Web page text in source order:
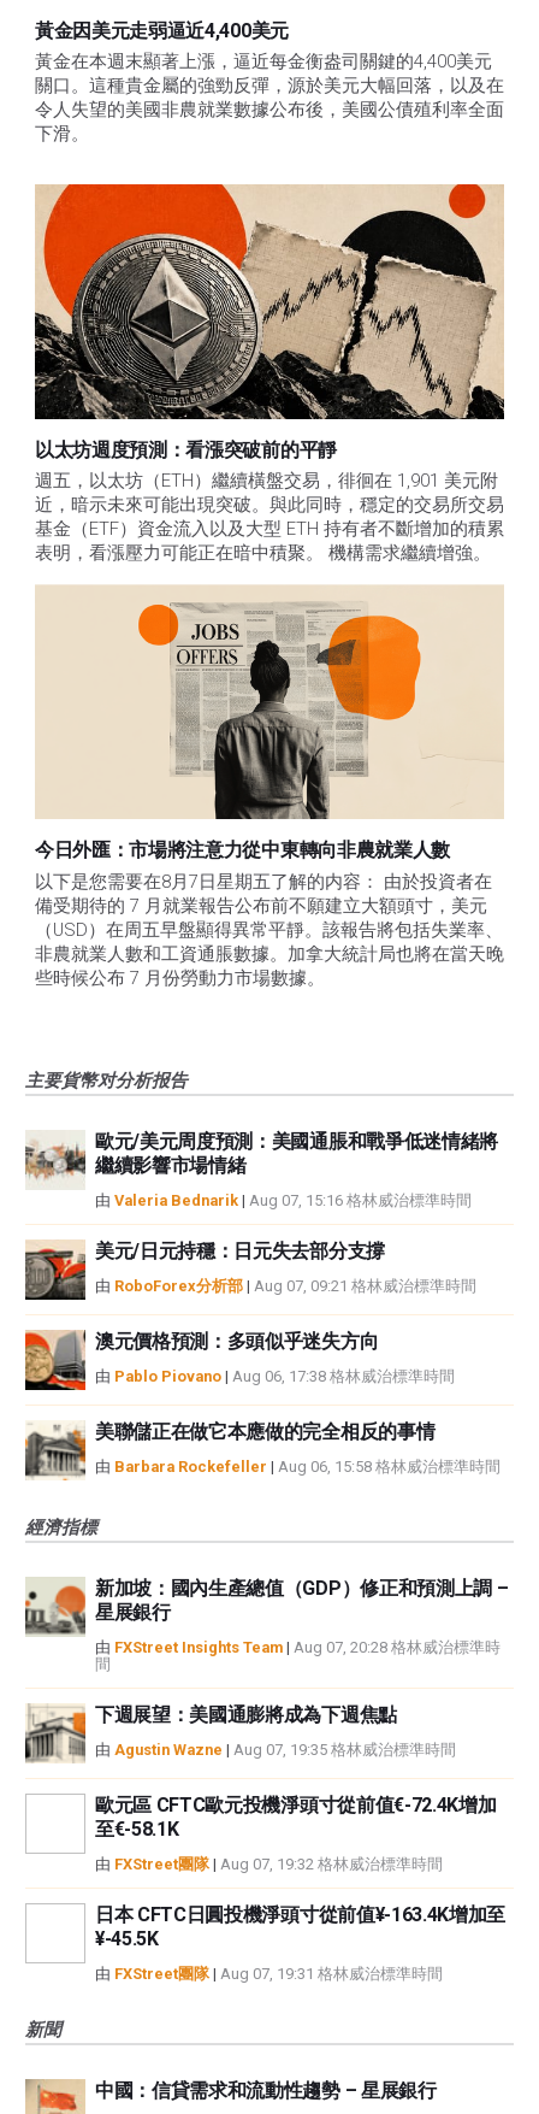
黃金因美元走弱逼近4,400美元
黃金在本週末顯著上漲，逼近每金衡盎司關鍵的4,400美元
關口。這種貴金屬的強勁反彈，源於美元大幅回落，以及在
令人失望的美國非農就業數據公布後，美國公債殖利率全面
下滑。
以太坊週度預測：看漲突破前的平靜
週五，以太坊（ETH）繼續橫盤交易，徘徊在 1,901 美元附
近，暗示未來可能出現突破。與此同時，穩定的交易所交易
基金（ETF）資金流入以及大型 ETH 持有者不斷增加的積累
表明，看漲壓力可能正在暗中積聚。 機構需求繼續增強。
今日外匯：市場將注意力從中東轉向非農就業人數
以下是您需要在8月7日星期五了解的内容： 由於投資者在
備受期待的 7 月就業報告公布前不願建立大額頭寸，美元
（USD）在周五早盤顯得異常平靜。該報告將包括失業率、
非農就業人數和工資通脹數據。加拿大統計局也將在當天晚
些時候公布 7 月份勞動力市場數據。
主要貨幣对分析报告
歐元/美元周度預測：美國通脹和戰爭低迷情緒將
繼續影響市場情緒
由 Valeria Bednarik | Aug 07, 15:16 格林威治標準時間
美元/日元持穩：日元失去部分支撐
由 RoboForex分析部 | Aug 07, 09:21 格林威治標準時間
澳元價格預測：多頭似乎迷失方向
由 Pablo Piovano | Aug 06, 17:38 格林威治標準時間
美聯儲正在做它本應做的完全相反的事情
由 Barbara Rockefeller | Aug 06, 15:58 格林威治標準時間
經濟指標
新加坡：國內生產總值（GDP）修正和預測上調 –
星展銀行
由 FXStreet Insights Team | Aug 07, 20:28 格林威治標準時
間
下週展望：美國通膨將成為下週焦點
由 Agustin Wazne | Aug 07, 19:35 格林威治標準時間
歐元區 CFTC歐元投機淨頭寸從前值€-72.4K增加
至€-58.1K
由 FXStreet團隊| Aug 07, 19:32 格林威治標準時間
日本 CFTC日圓投機淨頭寸從前值¥-163.4K增加至
¥-45.5K
由 FXStreet團隊| Aug 07, 19:31 格林威治標準時間
新聞
中國：信貸需求和流動性趨勢 – 星展銀行